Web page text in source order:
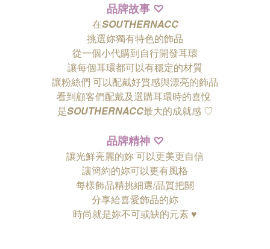
品牌故事 ♡
在SOUTHERNACC
挑選妳獨有特色的飾品
從一個小代購到自行開發耳環
讓每個耳環都可以有穩定的材質
讓粉絲們 可以配戴好質感與漂亮的飾品
看到顧客們配戴及選購耳環時的喜悅
是SOUTHERNACC最大的成就感 ♡
品牌精神 ♡
讓光鮮亮麗的妳 可以更美更自信
讓簡約的妳可以更有風格
每樣飾品精挑細選/品質把關
分享給喜愛飾品的妳
時尚就是妳不可或缺的元素 ♥